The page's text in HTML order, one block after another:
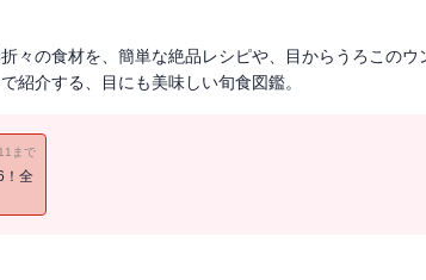
々の食材を、簡単な絶品レシピや、目からうろこのウ
紹介する、目にも美味しい旬食図鑑。
まで
！全